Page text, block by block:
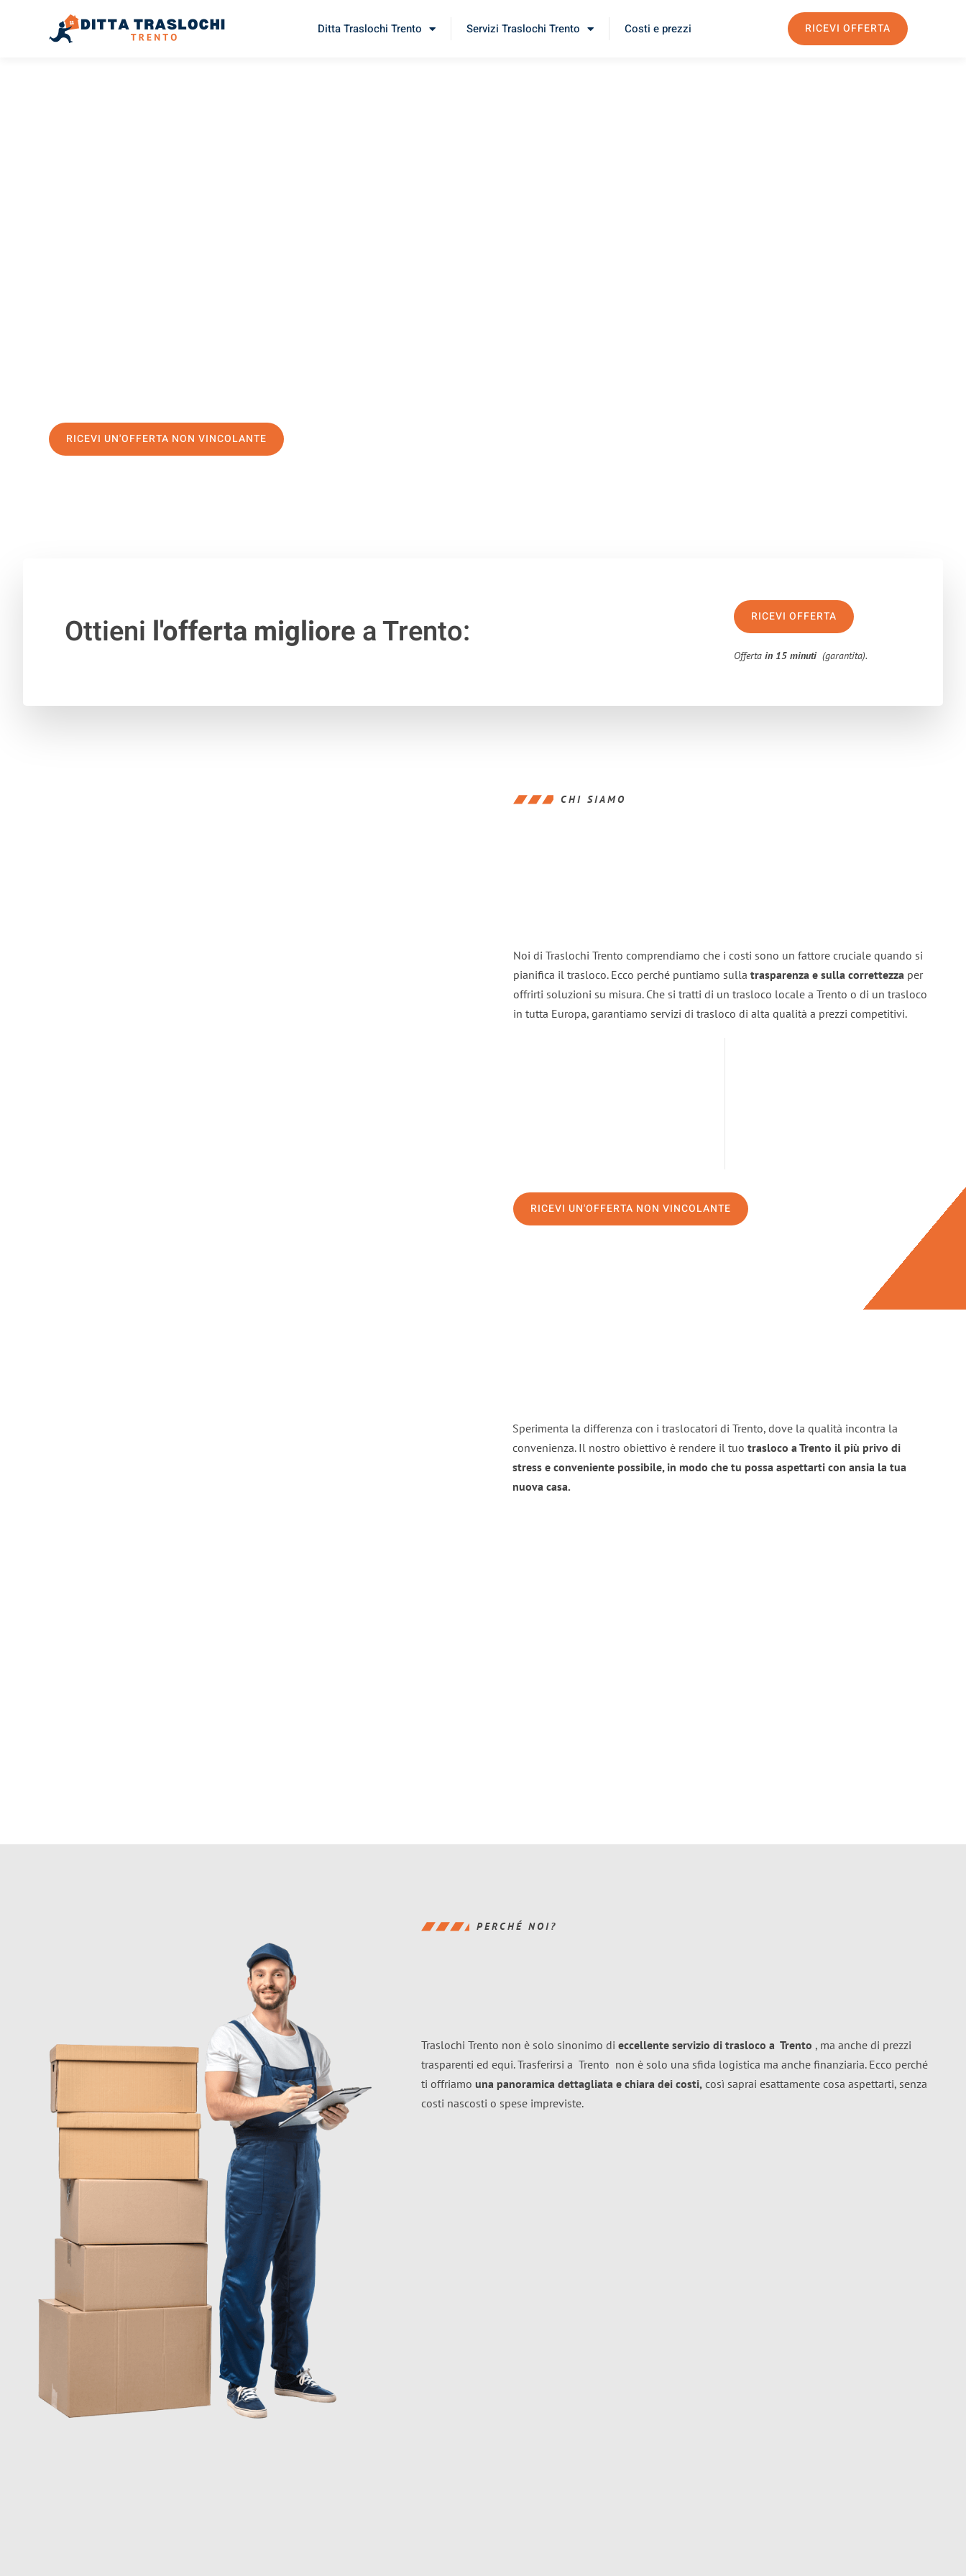
Ditta Traslochi Trento Servizi Traslochi Trento Costi e prezzi RICEVI OFFERTA
RICEVI UN'OFFERTA NON VINCOLANTE
Ottieni l'offerta migliorea Trento: RICEVI OFFERTA
Offertain 15 minuti (garantita).
CHI SIAMO
Noi di Traslochi Trento comprendiamo che i costi sono un fattore cruciale quando si
pianifica il trasloco. Ecco perché puntiamo sulla trasparenza e sulla correttezza per
offrirti soluzioni su misura. Che si tratti di un trasloco locale a Trento o di un trasloco
in tutta Europa, garantiamo servizi di trasloco di alta qualità a prezzi competitivi.
RICEVI UN'OFFERTA NON VINCOLANTE
Sperimenta la differenza con i traslocatori di Trento, dove la qualità incontra la
convenienza. Il nostro obiettivo è rendere il tuo trasloco a Trento il più privo di
stress e conveniente possibile, in modo che tu possa aspettarti con ansia la tua
nuova casa.
PERCHÉ NOI?
Traslochi Trento non è solo sinonimo di eccellente servizio di trasloco a Trento , ma anche di prezzi
trasparenti ed equi. Trasferirsi a Trento non è solo una sfida logistica ma anche finanziaria. Ecco perché
ti offriamo una panoramica dettagliata e chiara dei costi, così saprai esattamente cosa aspettarti, senza
costi nascosti o spese impreviste.